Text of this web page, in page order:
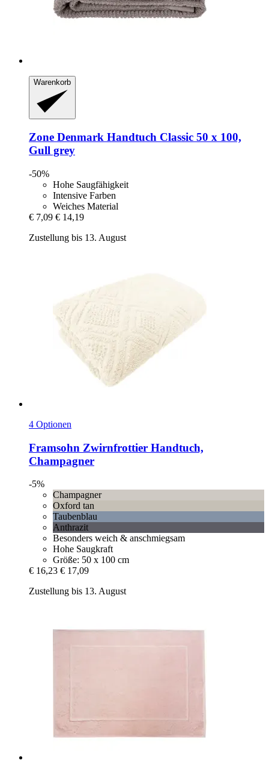
Warenkorb
Zone Denmark Handtuch Classic 50 x 100,
Gull grey
-50%
Hohe Saugfähigkeit
Intensive Farben
Weiches Material
€ 7,09 € 14,19
Zustellung bis 13. August
4 Optionen
Framsohn Zwirnfrottier Handtuch,
Champagner
-5%
Champagner
Oxford tan
Taubenblau
Anthrazit
Besonders weich & anschmiegsam
Hohe Saugkraft
Größe: 50 x 100 cm
€ 16,23 € 17,09
Zustellung bis 13. August